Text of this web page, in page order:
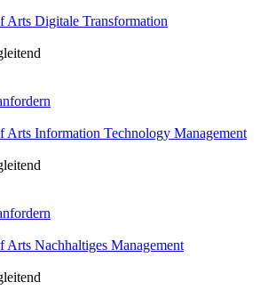
Arts Digitale Transformation
Arts Information Technology Management
Arts Nachhaltiges Management